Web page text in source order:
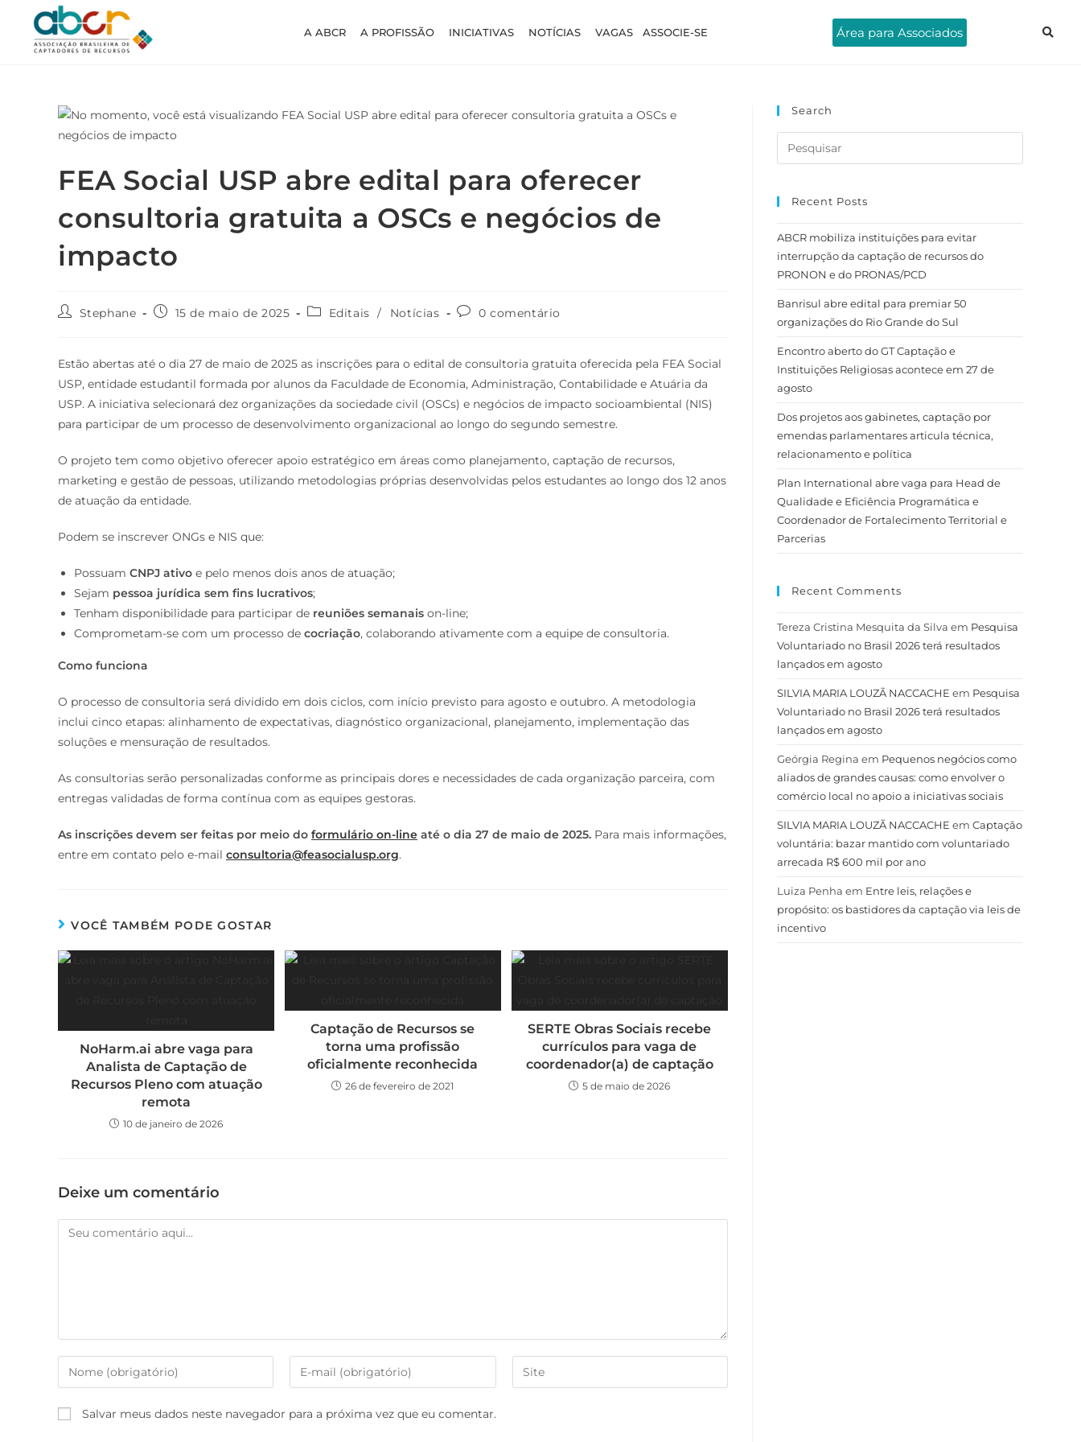
A ABCR A PROFISSÃO INICIATIVAS NOTÍCIAS VAGAS ASSOCIE-SE Área para Associados
FEA Social USP abre edital para oferecer
consultoria gratuita a OSCs e negócios de
impacto
Stephane 15 de maio de 2025 Editais / Notícias 0 comentário
Estão abertas até o dia 27 de maio de 2025 as inscrições para o edital de consultoria gratuita oferecida pela FEA Social
USP, entidade estudantil formada por alunos da Faculdade de Economia, Administração, Contabilidade e Atuária da
USP. A iniciativa selecionará dez organizações da sociedade civil (OSCs) e negócios de impacto socioambiental (NIS)
para participar de um processo de desenvolvimento organizacional ao longo do segundo semestre.
O projeto tem como objetivo oferecer apoio estratégico em áreas como planejamento, captação de recursos,
marketing e gestão de pessoas, utilizando metodologias próprias desenvolvidas pelos estudantes ao longo dos 12 anos
de atuação da entidade.
Podem se inscrever ONGs e NIS que:
Possuam CNPJ ativo e pelo menos dois anos de atuação;
Sejam pessoa jurídica sem fins lucrativos;
Tenham disponibilidade para participar de reuniões semanais on-line;
Comprometam-se com um processo de cocriação, colaborando ativamente com a equipe de consultoria.
Como funciona
O processo de consultoria será dividido em dois ciclos, com início previsto para agosto e outubro. A metodologia
inclui cinco etapas: alinhamento de expectativas, diagnóstico organizacional, planejamento, implementação das
soluções e mensuração de resultados.
As consultorias serão personalizadas conforme as principais dores e necessidades de cada organização parceira, com
entregas validadas de forma contínua com as equipes gestoras.
As inscrições devem ser feitas por meio do formulário on-line até o dia 27 de maio de 2025. Para mais informações,
entre em contato pelo e-mail consultoria@feasocialusp.org.
VOCÊ TAMBÉM PODE GOSTAR
NoHarm.ai abre vaga para
Analista de Captação de
Recursos Pleno com atuação
remota
10 de janeiro de 2026
Captação de Recursos se
torna uma profissão
oficialmente reconhecida
26 de fevereiro de 2021
SERTE Obras Sociais recebe
currículos para vaga de
coordenador(a) de captação
5 de maio de 2026
Deixe um comentário
Salvar meus dados neste navegador para a próxima vez que eu comentar.
Search
Recent Posts
ABCR mobiliza instituições para evitar
interrupção da captação de recursos do
PRONON e do PRONAS/PCD
Banrisul abre edital para premiar 50
organizações do Rio Grande do Sul
Encontro aberto do GT Captação e
Instituições Religiosas acontece em 27 de
agosto
Dos projetos aos gabinetes, captação por
emendas parlamentares articula técnica,
relacionamento e política
Plan International abre vaga para Head de
Qualidade e Eficiência Programática e
Coordenador de Fortalecimento Territorial e
Parcerias
Recent Comments
Tereza Cristina Mesquita da Silva em Pesquisa
Voluntariado no Brasil 2026 terá resultados
lançados em agosto
SILVIA MARIA LOUZÃ NACCACHE em Pesquisa
Voluntariado no Brasil 2026 terá resultados
lançados em agosto
Geórgia Regina em Pequenos negócios como
aliados de grandes causas: como envolver o
comércio local no apoio a iniciativas sociais
SILVIA MARIA LOUZÃ NACCACHE em Captação
voluntária: bazar mantido com voluntariado
arrecada R$ 600 mil por ano
Luiza Penha em Entre leis, relações e
propósito: os bastidores da captação via leis de
incentivo